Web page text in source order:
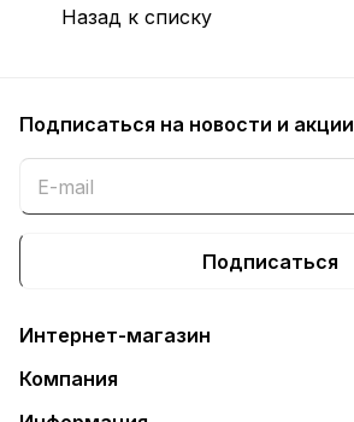
Назад к списку
Подписаться на новости и акции
Подписаться
Интернет-магазин
Компания